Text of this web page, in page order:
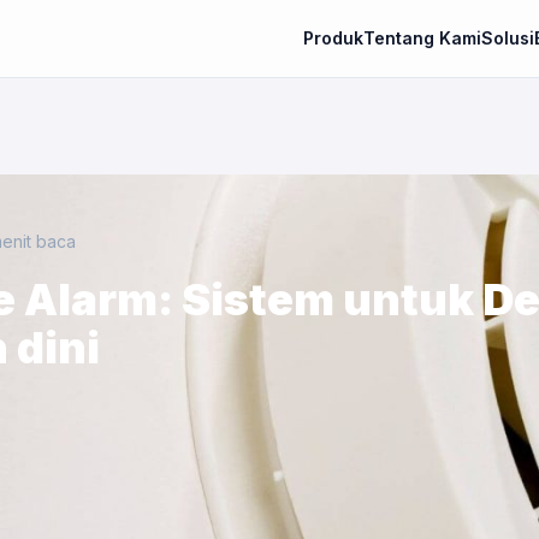
ProdukTentang KamiSolusi
baca
Alarm: Sistem untuk
dini